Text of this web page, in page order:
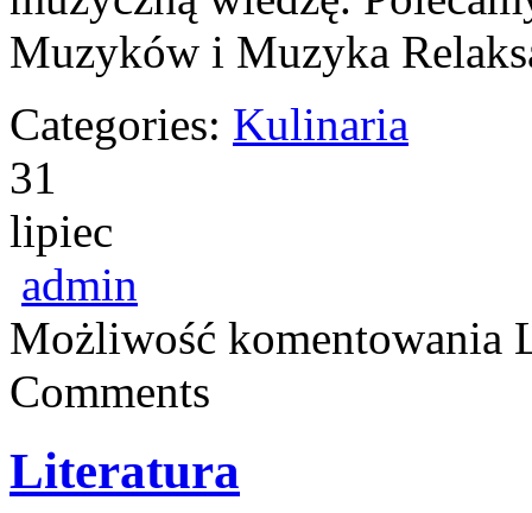
Muzyków i Muzyka
Categories: Kulinaria
31
lipiec
admin
Możliwość komentowania
Comments
Literatura